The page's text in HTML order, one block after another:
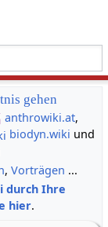
gehen
anthrowiki.at,
biodyn.wiki und
, Vorträgen ...
durch Ihre
hier.